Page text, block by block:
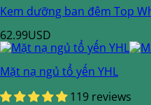
Kem dưỡng ban đêm Top
62.99USD
Mặt nạ ngủ tổ yến YHL
119 reviews